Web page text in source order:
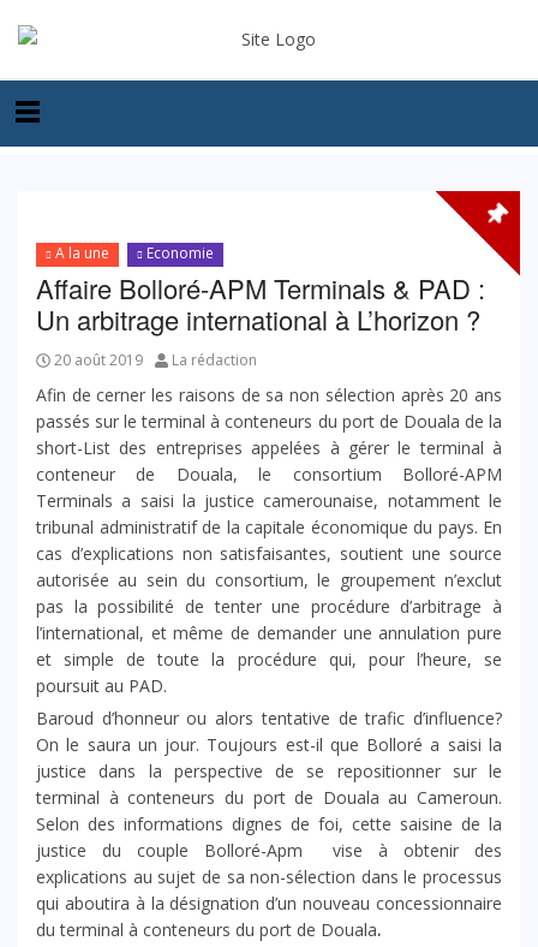
A la une Economie
Affaire Bolloré-APM Terminals & PAD :
Un arbitrage international à L’horizon ?
20 août 2019 La rédaction
Afin de cerner les raisons de sa non sélection après 20 ans
passés sur le terminal à conteneurs du port de Douala de la
short-List des entreprises appelées à gérer le terminal à
conteneur de Douala, le consortium Bolloré-APM
Terminals a saisi la justice camerounaise, notamment le
tribunal administratif de la capitale économique du pays. En
cas d’explications non satisfaisantes, soutient une source
autorisée au sein du consortium, le groupement n’exclut
pas la possibilité de tenter une procédure d’arbitrage à
l’international, et même de demander une annulation pure
et simple de toute la procédure qui, pour l’heure, se
poursuit au PAD.
Baroud d’honneur ou alors tentative de trafic d’influence?
On le saura un jour. Toujours est-il que Bolloré a saisi la
justice dans la perspective de se repositionner sur le
terminal à conteneurs du port de Douala au Cameroun.
Selon des informations dignes de foi, cette saisine de la
justice du couple Bolloré-Apm vise à obtenir des
explications au sujet de sa non-sélection dans le processus
qui aboutira à la désignation d’un nouveau concessionnaire
du terminal à conteneurs du port de Douala.